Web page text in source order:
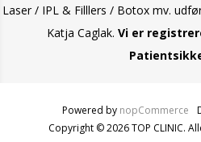
Laser / IPL & Filllers / Botox mv.
Katja Caglak. Vi er
Powered by nopCommerce
Copyright © 2026 TOP CLINIC.